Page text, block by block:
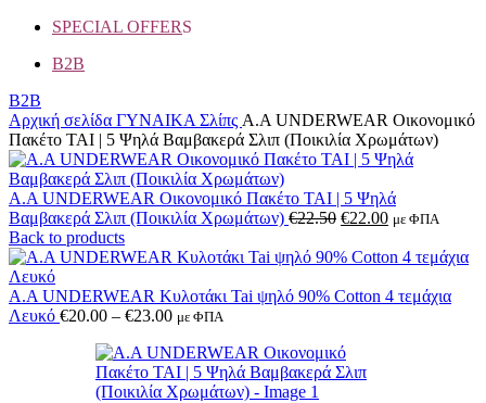
SPECIAL OFFERS
B2B
B2B
Αρχική σελίδα ΓΥΝΑΙΚΑ Σλίπς A.A UNDERWEAR Οικονομικό
Πακέτο TAI | 5 Ψηλά Βαμβακερά Σλιπ (Ποικιλία Χρωμάτων)
A.A UNDERWEAR Οικονομικό Πακέτο TAI | 5 Ψηλά
Βαμβακερά Σλιπ (Ποικιλία Χρωμάτων) €22.50 Original
was:
€22.00Η
τιμή
€22.00.
με ΦΠΑ
Back to products
A.A UNDERWEAR Κυλοτάκι Tai ψηλό 90% Cotton 4 τεμάχια
Λευκό €20.00 – €23.00Price
€20.00
through
€23.00
με ΦΠΑ